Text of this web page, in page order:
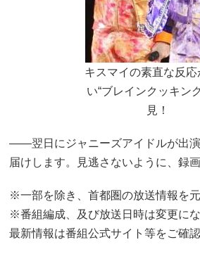
キスマイの素直な反応
い“ブレインクッキン
見！
――翌日にジャニーズアイドルが出
届けします。見逃さないように、録
※一部を除き、首都圏の放送情報を元
※番組編成、及び放送日時は変更にな
最新情報は番組公式サイト等をご確認